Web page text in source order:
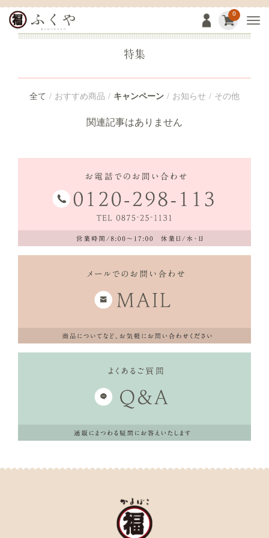
0
特集
全て おすすめ商品 キャンペーン お知らせ その他
関連記事はありません